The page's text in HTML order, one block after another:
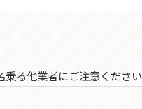
乗る他業者にご注意ください